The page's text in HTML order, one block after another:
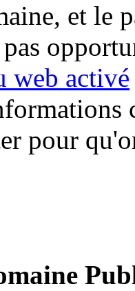
et le
web activé
pour